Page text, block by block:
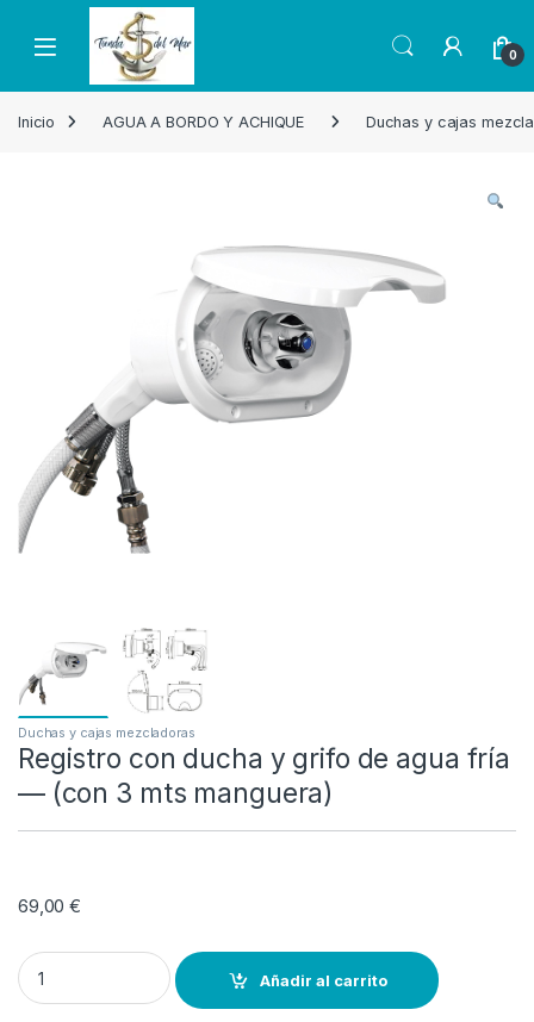
Skip to navigation
Skip to content
Open 0
Inicio AGUA A BORDO Y ACHIQUE Duchas y cajas
Duchas y cajas mezcladoras
Registro con ducha y grifo de agua fría
— (con 3 mts manguera)
69,00€
Registro con ducha y grifo de agua fría--- (con 3 mts manguera)
Añadir al carrito